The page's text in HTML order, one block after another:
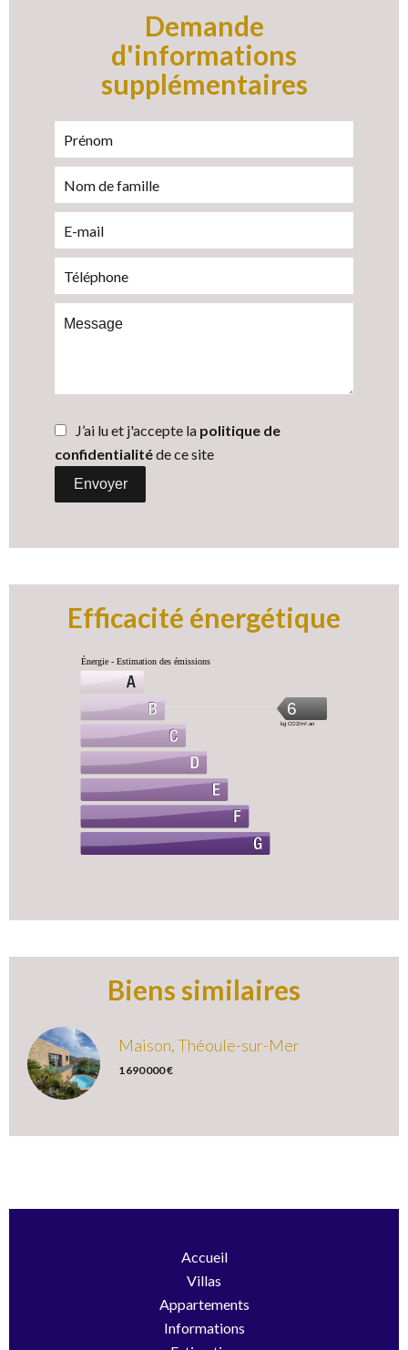
Demande
d'informations
supplémentaires
J’ai lu et j'accepte la politique de
confidentialitéde ce site
Envoyer
Efficacité énergétique
Énergie - Estimation des émissions
6
kg CO2/m².an
Biens similaires
Maison, Théoule-sur-Mer
1 690 000 €
Accueil
Villas
Appartements
Informations